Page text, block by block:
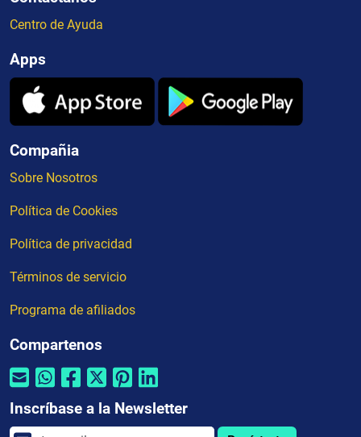
Centro de Ayuda
Apps
Compañia
Sobre Nosotros
Política de Cookies
Política de privacidad
Términos de servicio
Programa de afiliados
Compartenos
Inscríbase a la Newsletter